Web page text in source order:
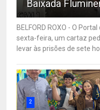
Baixada
BELFORD ROXO - O
sexta-feira, um cartaz
levar às prisões de sete
2